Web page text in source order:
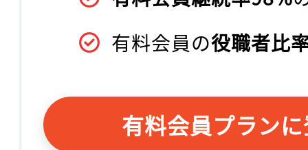
有料会員の役職者比
有料会員プラン